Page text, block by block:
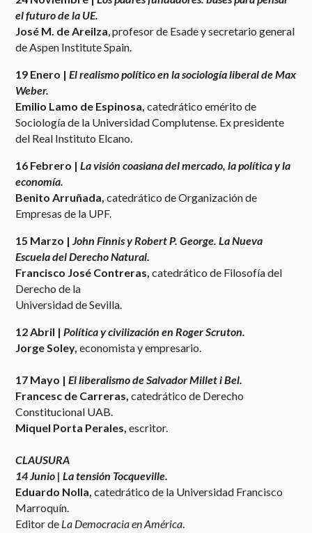
el futuro de la UE.
José M. de Areilza, profesor de Esade y secretario general
de Aspen Institute Spain.
19 Enero |El realismo político en la sociología liberal de Max
Weber.
Emilio Lamo de Espinosa,catedrático emérito de
Sociología de la Universidad Complutense. Ex presidente
del Real Instituto Elcano.
16 Febrero |La visión coasiana del mercado, la política y la
economía.
Benito Arruñada,catedrático de Organización de
Empresas de la UPF.
15 Marzo | John Finnis y Robert P. George. La Nueva
Escuela del Derecho Natural.
Francisco José Contreras,catedrático de Filosofía del
Derecho de la
Universidad de Sevilla.
12 Abril | Política y civilización en Roger Scruton.
Jorge Soley,economista y empresario.
17 Mayo | El liberalismo de Salvador Millet i Bel.
Francesc de Carreras,catedrático de Derecho
Constitucional UAB.
Miquel Porta Perales,escritor.
CLAUSURA
14 Junio | La tensión Tocqueville.
Eduardo Nolla,catedrático de la Universidad Francisco
Marroquín.
Editor de La Democracia en América.